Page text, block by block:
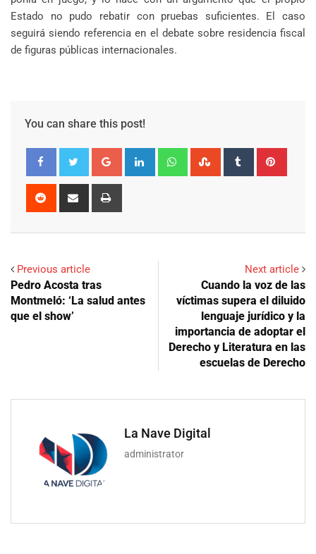
Estado no pudo rebatir con pruebas suficientes. El caso
seguirá siendo referencia en el debate sobre residencia fiscal
de figuras públicas internacionales.
You can share this post!
Google+ LinkedIn WhatsappStumbleUpon
Tumblr
Reddit
Share
Previous article
Pedro Acosta tras
Montmeló: ‘La salud antes
que el show’
Next article
Cuando la voz de las
víctimas supera el diluido
lenguaje jurídico y la
importancia de adoptar el
Derecho y Literatura en las
escuelas de Derecho
La Nave Digital
administrator